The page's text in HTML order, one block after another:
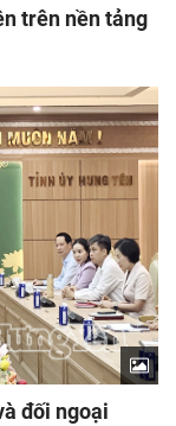
trên nền tảng
đối ngoại